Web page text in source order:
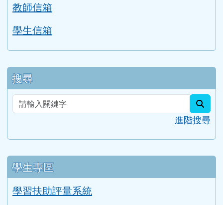
教師信箱
學生信箱
搜尋
進階搜尋
學生專區
學習扶助評量系統